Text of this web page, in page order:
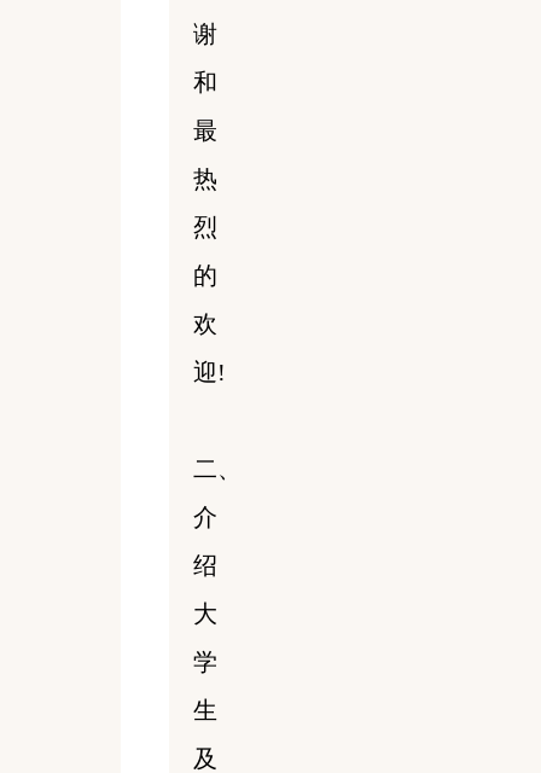
谢
和
最
热
烈
的
欢
迎!
二、
介
绍
大
学
生
及